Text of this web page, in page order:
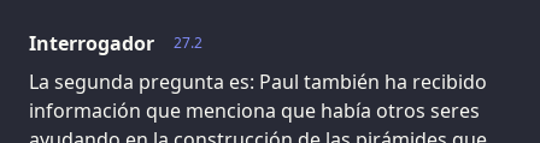
27.2
Interrogador
La segunda pregunta es: Paul también ha recibido
información que menciona que había otros seres